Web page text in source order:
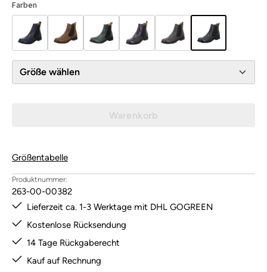
Farben
Größe wählen
Warenkorb
Größentabelle
Produktnummer:
263-00-00382
Lieferzeit ca. 1-3 Werktage mit DHL GOGREEN
Kostenlose Rücksendung
14 Tage Rückgaberecht
Kauf auf Rechnung